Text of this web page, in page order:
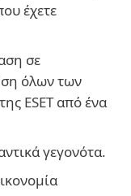
έχετε
σε
όλων των
ESET από ένα
γεγονότα.